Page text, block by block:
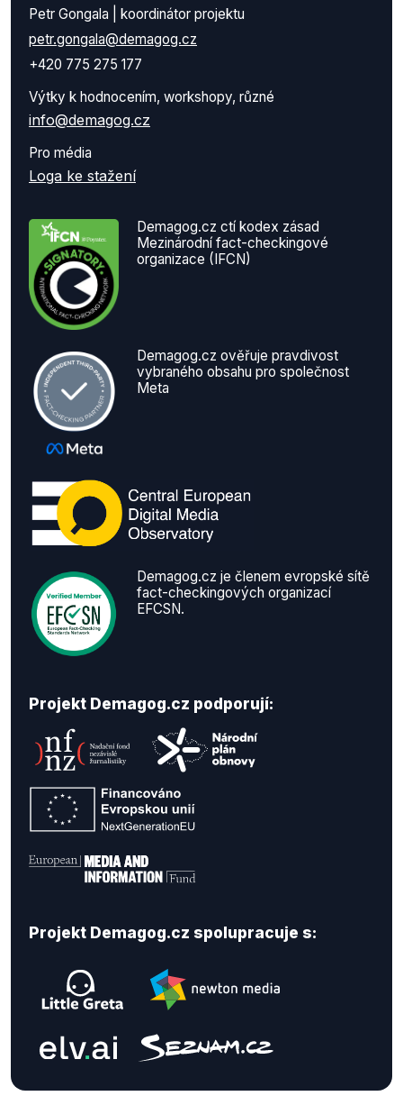
Petr Gongala | koordinátor projektu
petr.gongala@demagog.cz
+420 775 275 177
Výtky k hodnocením, workshopy, různé
info@demagog.cz
Pro média
Loga ke stažení
Demagog.cz ctí kodex zásad
Mezinárodní fact-checkingové
organizace (IFCN)
Demagog.cz ověřuje pravdivost
vybraného obsahu pro společnost
Meta
Demagog.cz je členem evropské sítě
fact-checkingových organizací
EFCSN.
Projekt Demagog.cz podporují:
Projekt Demagog.cz spolupracuje s: